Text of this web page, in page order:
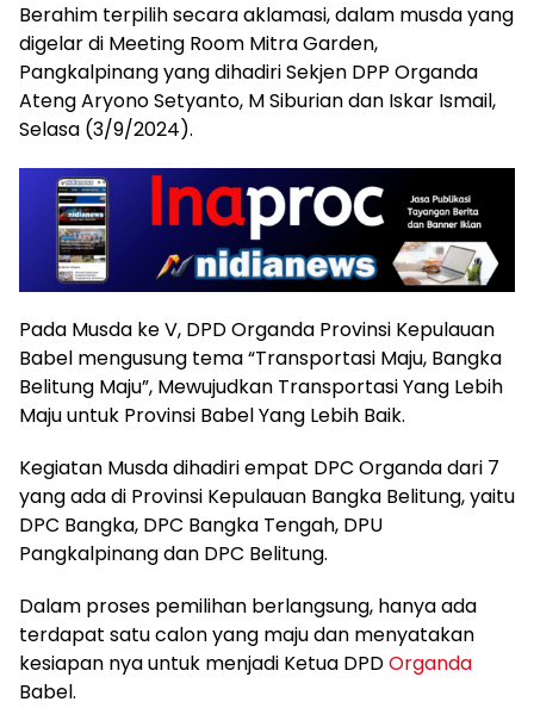
Berahim terpilih secara aklamasi, dalam musda yang
digelar di Meeting Room Mitra Garden,
Pangkalpinang yang dihadiri Sekjen DPP Organda
Ateng Aryono Setyanto, M Siburian dan Iskar Ismail,
Selasa (3/9/2024).
Pada Musda ke V, DPD Organda Provinsi Kepulauan
Babel mengusung tema “Transportasi Maju, Bangka
Belitung Maju”, Mewujudkan Transportasi Yang Lebih
Maju untuk Provinsi Babel Yang Lebih Baik.
Kegiatan Musda dihadiri empat DPC Organda dari 7
yang ada di Provinsi Kepulauan Bangka Belitung, yaitu
DPC Bangka, DPC Bangka Tengah, DPU
Pangkalpinang dan DPC Belitung.
Dalam proses pemilihan berlangsung, hanya ada
terdapat satu calon yang maju dan menyatakan
kesiapan nya untuk menjadi Ketua DPDOrganda
Babel.